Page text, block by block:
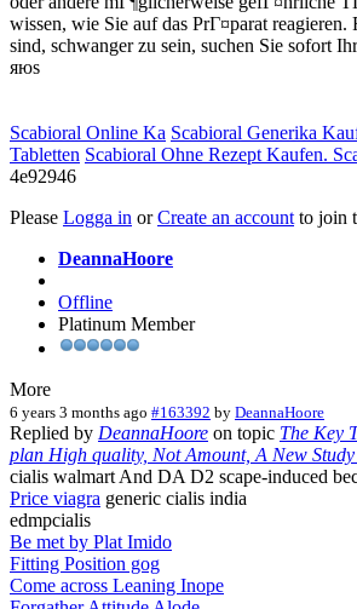
wissen, wie Sie auf das PrГ¤parat
sind, schwanger zu sein, suchen Sie sofort
яюs
Scabioral Online Ka Scabioral Generika
Tabletten Scabioral Ohne Rezept Kaufen.
4e92946
Please Logga in orCreate an account to join
DeannaHoore
Offline
Platinum Member
More
6 years 3 months ago #163392 by DeannaHoore
Replied by DeannaHoore on topic The Key
plan High quality, Not Amount, A New
cialis walmart And DA D2 scape-induced
Price viagra generic cialis india
edmpcialis
Be met by Plat Imido
Fitting Position gog
Come across Leaning Inope